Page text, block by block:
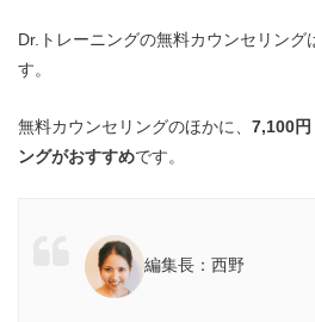
Dr.トレーニングの無料カウンセリング
す。
無料カウンセリングのほかに、 7,100円
ングがおすすめです。
編集長：西野